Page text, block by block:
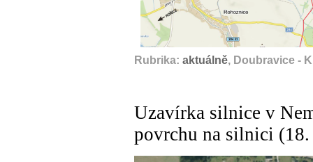
Rubrika: aktuálně, Doubravice -
Uzavírka silnice v
povrchu na silnici